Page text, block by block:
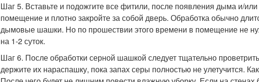
Шаг 5. Вставьте и подожгите все фитили, после появления дыма и/или
помещение и плотно закройте за собой дверь. Обработка обычно
дымовые шашки. Но по прошествии этого времени в помещение не
на 1-2 суток.
Шаг 6. После обработки серной шашкой следует тщательно
держите их нараспашку, пока запах серы полностью не улетучится.